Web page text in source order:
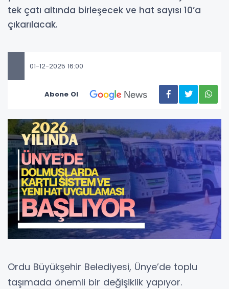
tek çatı altında birleşecek ve hat sayısı 10’a
çıkarılacak.
01-12-2025 16:00
Abone Ol
Ordu Büyükşehir Belediyesi, Ünye’de toplu
taşımada önemli bir değişiklik yapıyor.